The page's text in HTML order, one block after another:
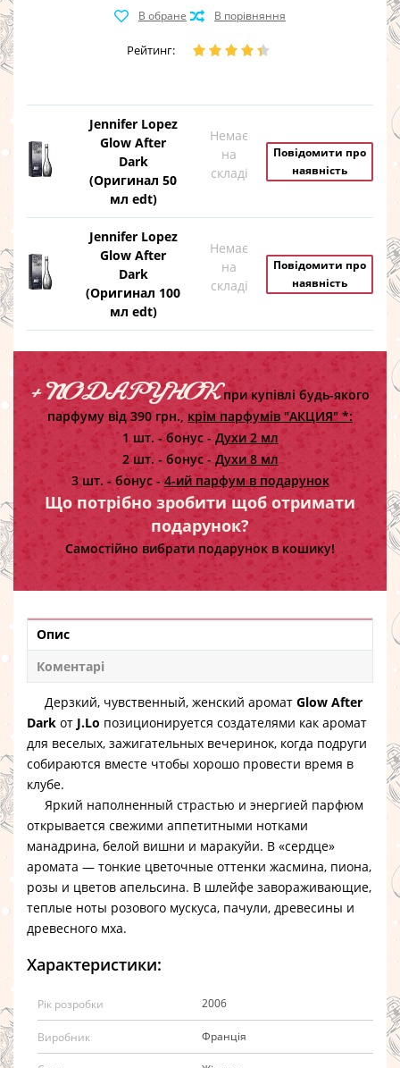
Рейтинг:
Jennifer Lopez
Glow After
Dark
(Оригинал 50
мл edt)
Немає
на
складі
Повідомити про
наявність
Jennifer Lopez
Glow After
Dark
(Оригинал 100
мл edt)
Немає
на
складі
Повідомити про
наявність
+ ПОДАРУНОКпри купівлі будь-якого
парфуму від 390 грн., крім парфумів "АКЦИЯ" *:
1 шт. - бонус - Духи 2 мл
2 шт. - бонус -Духи 8 мл
3 шт. - бонус -4-ий парфум в подарунок
Що потрібно зробити щоб отримати
подарунок?
Самостійно вибрати подарунок в кошику!
Опис
Коментарі
Дерзкий, чувственный, женский аромат Glow After
Dark от J.Lo позиционируется создателями как аромат
для веселых, зажигательных вечеринок, когда подруги
собираются вместе чтобы хорошо провести время в
клубе.
Яркий наполненный страстью и энергией парфюм
открывается свежими аппетитными нотками
манадрина, белой вишни и маракуйи. В «сердце»
аромата — тонкие цветочные оттенки жасмина, пиона,
розы и цветов апельсина. В шлейфе завораживающие,
теплые ноты розового мускуса, пачули, древесины и
древесного мха.
Характеристики:
Рік розробки 2006
Виробник Франція